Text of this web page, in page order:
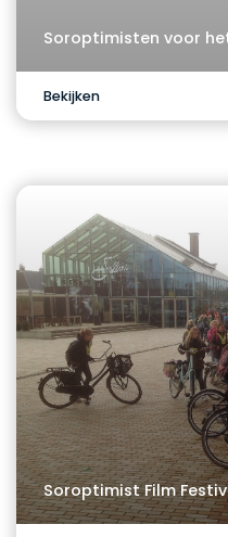
Soroptimisten voor
Bekijken
Soroptimist Film